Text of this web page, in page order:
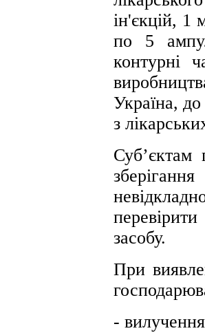
ін'єкцій, 1
по 5
контурні
Україна,
з
Суб’єктам
засобу.
При
-